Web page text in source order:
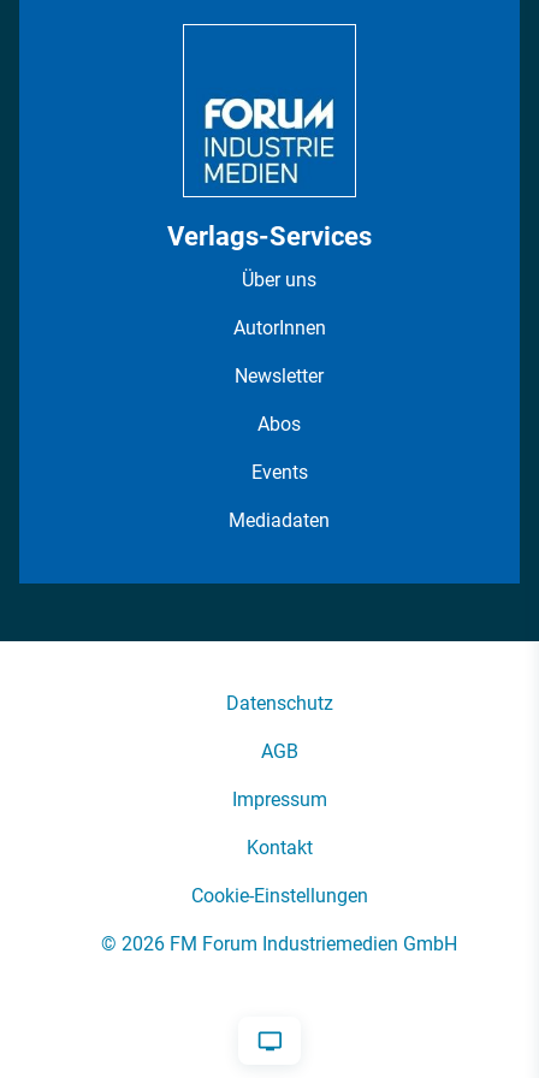
Verlags-Services
Über uns
AutorInnen
Newsletter
Abos
Events
Mediadaten
Datenschutz
AGB
Impressum
Kontakt
Cookie-Einstellungen
© 2026 FM Forum Industriemedien GmbH